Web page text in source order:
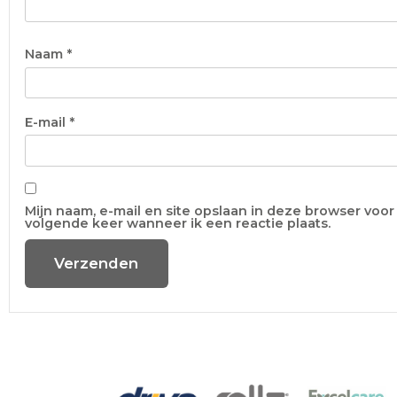
Naam *
E-mail *
Mijn naam, e-mail en site opslaan in deze browser
volgende keer wanneer ik een reactie plaats.